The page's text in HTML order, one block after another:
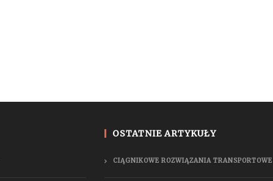
OSTATNIE ARTYKUŁY
CIĄGNIKOWE ROZWIĄZANIA TRANSPORTOWE